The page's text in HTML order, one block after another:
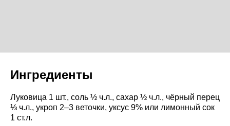
Ингредиенты
Луковица 1 шт., соль ½ ч.л., сахар ½ ч.л., чёрный перец
⅓ ч.л., укроп 2–3 веточки, уксус 9% или лимонный сок
1 ст.л.